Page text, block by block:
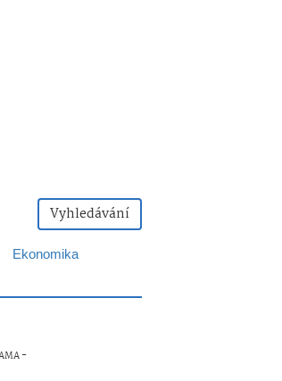
Vyhledávání
Ekonomika